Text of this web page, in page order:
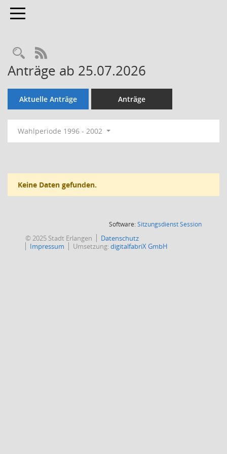
Toggle navigation
Rechercheauswahl
RSS-Feed
Anträge ab 25.07.2026
Aktuelle Anträge Anträge
Wahlperiode 1996 - 2002
Keine Daten gefunden.
Software:SitzungsdienstSession(Wird in
© 2025 Stadt Erlangen
Datenschutz
Impressum
Umsetzung:digitalfabriX GmbH